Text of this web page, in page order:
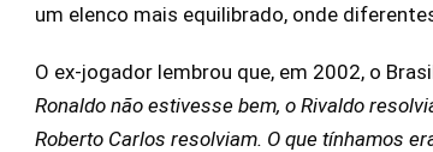
um elenco mais equilibrado, onde
O ex-jogador lembrou que, em 2002, o
Ronaldo não estivesse bem, o Rivaldo
Roberto Carlos resolviam. O que tínhamos